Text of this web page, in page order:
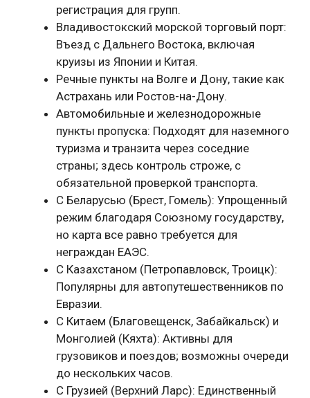
регистрация для групп.
Владивостокский морской торговый порт:
Въезд с Дальнего Востока, включая
круизы из Японии и Китая.
Речные пункты на Волге и Дону, такие как
Астрахань или Ростов-на-Дону.
Автомобильные и железнодорожные
пункты пропуска: Подходят для наземного
туризма и транзита через соседние
страны; здесь контроль строже, с
обязательной проверкой транспорта.
С Беларусью (Брест, Гомель): Упрощенный
режим благодаря Союзному государству,
но карта все равно требуется для
неграждан ЕАЭС.
С Казахстаном (Петропавловск, Троицк):
Популярны для автопутешественников по
Евразии.
С Китаем (Благовещенск, Забайкальск) и
Монголией (Кяхта): Активны для
грузовиков и поездов; возможны очереди
до нескольких часов.
С Грузией (Верхний Ларс): Единственный